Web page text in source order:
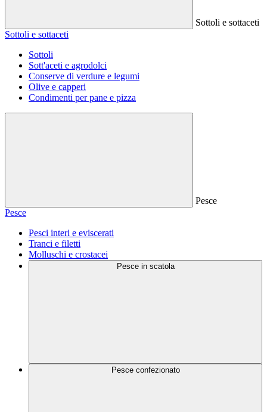
Sottoli e sottaceti
Sottoli e sottaceti
Sottoli
Sott'aceti e agrodolci
Conserve di verdure e legumi
Olive e capperi
Condimenti per pane e pizza
Pesce
Pesce
Pesci interi e eviscerati
Tranci e filetti
Molluschi e crostacei
Pesce in scatola
Pesce confezionato